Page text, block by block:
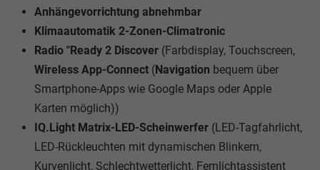
Anhängevorrichtung abnehmbar
Klimaautomatik 2-Zonen-Climatronic
Radio "Ready 2 Discover (Farbdisplay, Touchscreen,
Wireless App-Connect (Navigation bequem über
Smartphone-Apps wie Google Maps oder Apple
Karten möglich))
IQ.Light Matrix-LED-Scheinwerfer (LED-Tagfahrlicht,
LED-Rückleuchten mit dynamischen Blinkern,
Kurvenlicht, Schlechtwetterlicht, Fernlichtassistent